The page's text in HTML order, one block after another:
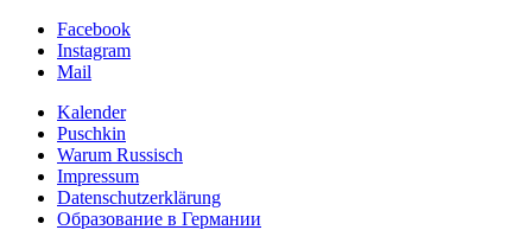
Facebook
Instagram
Mail
Kalender
Puschkin
Warum Russisch
Impressum
Datenschutzerklärung
Образование в Германии